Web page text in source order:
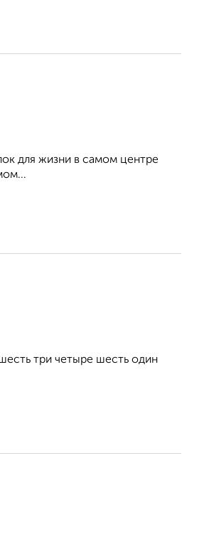
для жизни в самом центре
три четыре шесть один